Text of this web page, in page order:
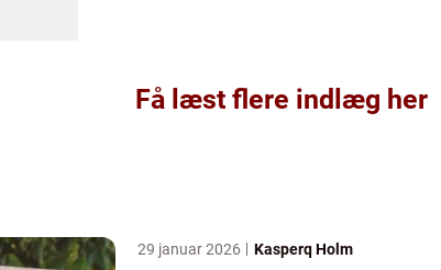
Få læst flere indlæg her
29 januar 2026 Kasperq Holm